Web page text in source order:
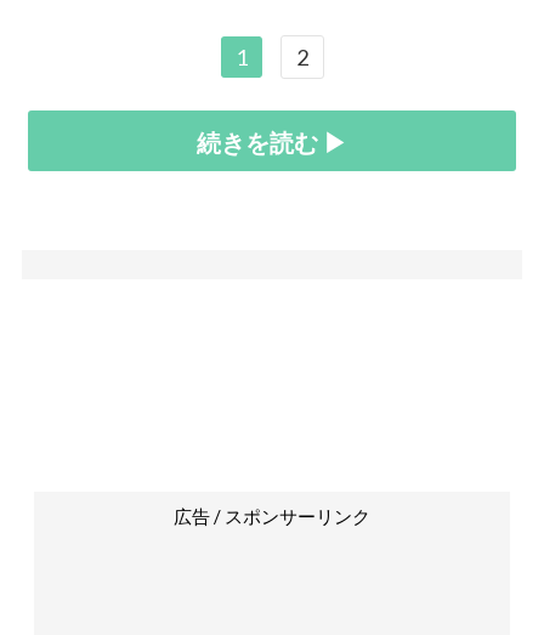
1 2
続きを読む ▶
広告 / スポンサーリンク